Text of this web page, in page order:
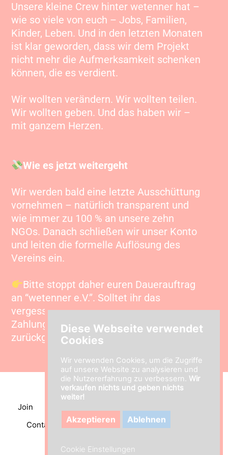
Unsere kleine Crew hinter wetenner hat –
wie so viele von euch – Jobs, Familien,
Kinder, Leben. Und in den letzten Monaten
ist klar geworden, dass wir dem Projekt
nicht mehr die Aufmerksamkeit schenken
können, die es verdient.
Wir wollten verändern. Wir wollten teilen.
Wir wollten geben. Und das haben wir –
mit ganzem Herzen.
Wie es jetzt weitergeht
Wir werden bald eine letzte Ausschüttung
vornehmen – natürlich transparent und
wie immer zu 100 % an unsere zehn
NGOs. Danach schließen wir unser Konto
und leiten die formelle Auflösung des
Vereins ein.
Bitte stoppt daher euren Dauerauftrag
an “wetenner e.V.”. Solltet ihr das
vergessen, keine Sorge – nicht zugestellte
Zahlungen werden automatisch
zurückgebucht.
Join
Contact
Imprint (DE) Data privacy (DE)
Diese Webseite verwendet
Cookies
Wir verwenden Cookies, um die Zugriffe
auf unsere Website zu analysieren und
die Nutzererfahrung zu verbessern. Wir
verkaufen nichts und geben nichts
weiter!
Akzeptieren Ablehnen
Cookie Einstellungen